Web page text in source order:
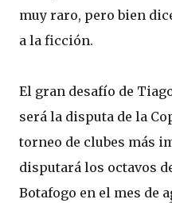
muy raro, pero bien
a la ficción.
El gran desafío de
será la disputa de la
torneo de clubes más
disputará los octavos
Botafogo en el mes de